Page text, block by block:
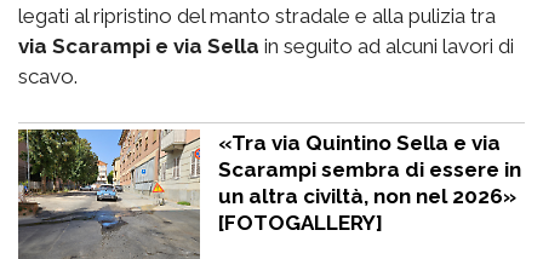
legati al ripristino del manto stradale e alla pulizia tra
via Scarampi e via Sella in seguito ad alcuni lavori di
scavo.
«Tra via Quintino Sella e via
Scarampi sembra di essere in
un altra civiltà, non nel 2026»
[FOTOGALLERY]